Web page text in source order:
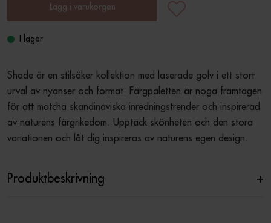
Lägg i varukorgen
I lager
Shade är en stilsäker kollektion med laserade golv i ett stort
urval av nyanser och format. Färgpaletten är noga framtagen
för att matcha skandinaviska inredningstrender och inspirerad
av naturens färgrikedom. Upptäck skönheten och den stora
variationen och låt dig inspireras av naturens egen design.
Produktbeskrivning +